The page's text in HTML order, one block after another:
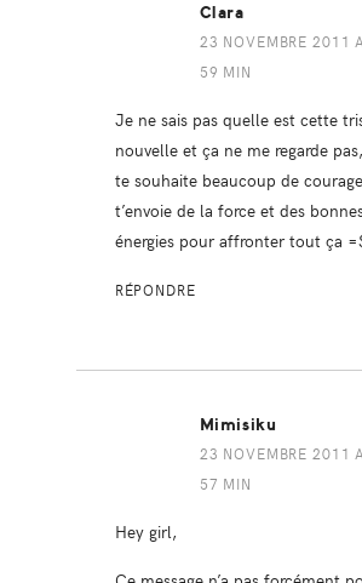
Clara
23 NOVEMBRE 2011
59 MIN
Je ne sais pas quelle est cette
nouvelle et ça ne me regarde
te souhaite beaucoup de
t’envoie de la force et des
énergies pour affronter tout ça
RÉPONDRE
Mimisiku
23 NOVEMBRE 2011
57 MIN
Hey girl,